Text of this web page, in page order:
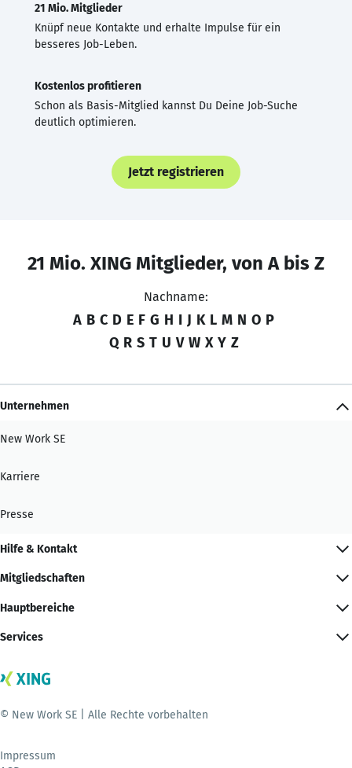
21 Mio. Mitglieder
Knüpf neue Kontakte und erhalte Impulse für ein
besseres Job-Leben.
Kostenlos profitieren
Schon als Basis-Mitglied kannst Du Deine Job-Suche
deutlich optimieren.
Jetzt registrieren
21 Mio. XING Mitglieder, von A bis Z
Nachname:
A B C D E F G H I J K L M N O P
Q R S T U V W X Y Z
Unternehmen
New Work SE
Karriere
Presse
Hilfe & Kontakt
Mitgliedschaften
Hauptbereiche
Services
© New Work SE | Alle Rechte vorbehalten
Impressum